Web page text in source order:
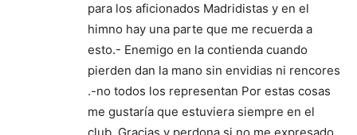
para los aficionados Madridistas y en el
himno hay una parte que me recuerda a
esto.- Enemigo en la contienda cuando
pierden dan la mano sin envidias ni rencores
.-no todos los representan Por estas cosas
me gustaría que estuviera siempre en el